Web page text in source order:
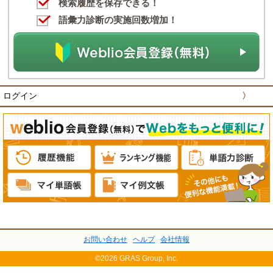
語彙力診断の実施回数増加！
ログイン 〉
お問い合わせ ヘルプ 会社情報
©2026 GRAS Group, Inc.